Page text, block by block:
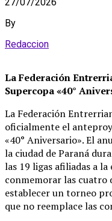
By
Redaccion
La Federación
Supercopa «40°
La Federación
oficialmente el
«40° Aniversario». El
la ciudad de Paraná
las 19 ligas afiliadas a la
conmemorar las cuatro
establecer un torneo
que no reemplace las